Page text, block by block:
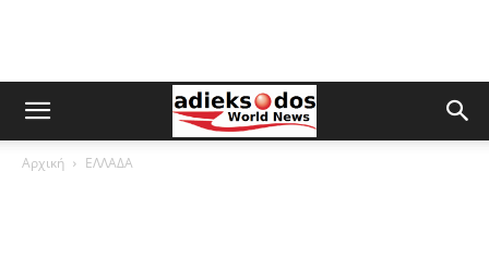
Αρχική ΕΛΛΑΔΑ